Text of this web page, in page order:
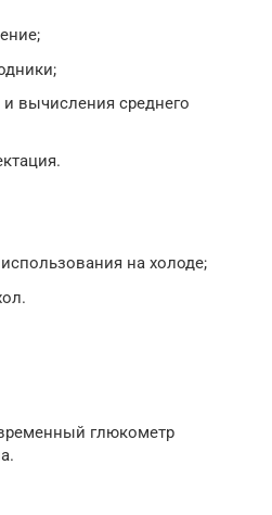
вычисления среднего
на холоде;
глюкометр